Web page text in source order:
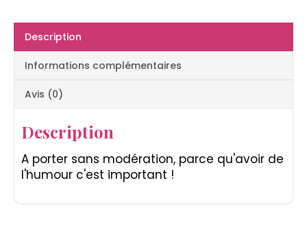
Description
Informations complémentaires
Avis (0)
Description
A porter sans modération, parce qu'avoir de
l'humour c'est important !